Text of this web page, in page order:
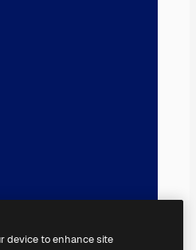
device to enhance site